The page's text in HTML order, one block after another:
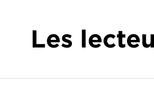
Les